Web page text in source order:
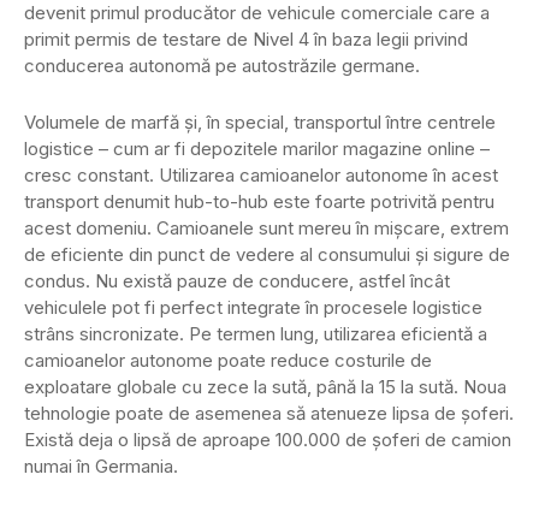
devenit primul producător de vehicule comerciale care a
primit permis de testare de Nivel 4 în baza legii privind
conducerea autonomă pe autostrăzile germane.
Volumele de marfă și, în special, transportul între centrele
logistice – cum ar fi depozitele marilor magazine online –
cresc constant. Utilizarea camioanelor autonome în acest
transport denumit hub-to-hub este foarte potrivită pentru
acest domeniu. Camioanele sunt mereu în mișcare, extrem
de eficiente din punct de vedere al consumului și sigure de
condus. Nu există pauze de conducere, astfel încât
vehiculele pot fi perfect integrate în procesele logistice
strâns sincronizate. Pe termen lung, utilizarea eficientă a
camioanelor autonome poate reduce costurile de
exploatare globale cu zece la sută, până la 15 la sută. Noua
tehnologie poate de asemenea să atenueze lipsa de șoferi.
Există deja o lipsă de aproape 100.000 de șoferi de camion
numai în Germania.